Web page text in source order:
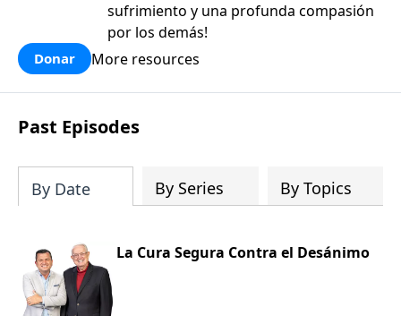
sufrimiento y una profunda compasión
por los demás!
Donar More resources
Past Episodes
By Date By Series By Topics
La Cura Segura Contra el Desánimo